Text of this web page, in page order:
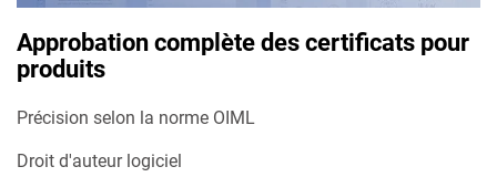
Approbation complète des certificats pour
produits
Précision selon la norme OIML
Droit d'auteur logiciel